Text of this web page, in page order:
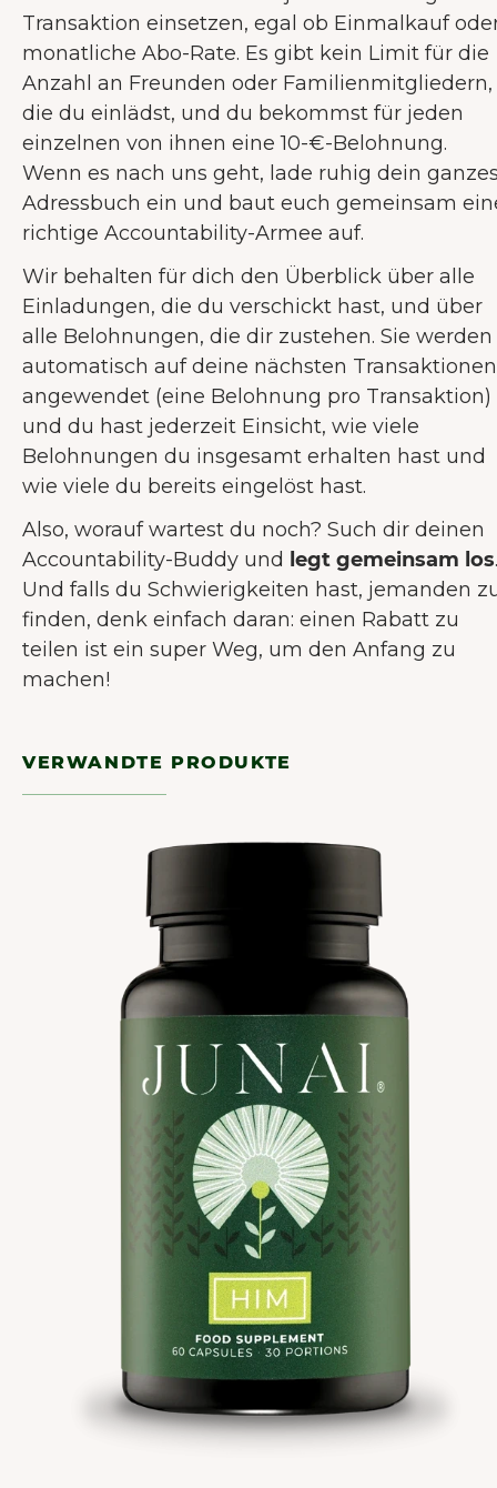
Transaktion einsetzen, egal ob Einmalkauf
monatliche Abo-Rate. Es gibt kein Limit für die
Anzahl an Freunden oder Familienmitgliedern,
die du einlädst, und du bekommst für jeden
einzelnen von ihnen eine 10-€-Belohnung.
Wenn es nach uns geht, lade ruhig dein
Adressbuch ein und baut euch gemeinsam
richtige Accountability-Armee auf.
Wir behalten für dich den Überblick über alle
Einladungen, die du verschickt hast, und über
alle Belohnungen, die dir zustehen. Sie werden
automatisch auf deine nächsten Transaktionen
angewendet (eine Belohnung pro Transaktion)
und du hast jederzeit Einsicht, wie viele
Belohnungen du insgesamt erhalten hast und
wie viele du bereits eingelöst hast.
Also, worauf wartest du noch? Such dir deinen
Accountability-Buddy und legt gemeinsam los.
Und falls du Schwierigkeiten hast, jemanden
finden, denk einfach daran: einen Rabatt zu
teilen ist ein super Weg, um den Anfang zu
machen!
VERWANDTE PRODUKTE